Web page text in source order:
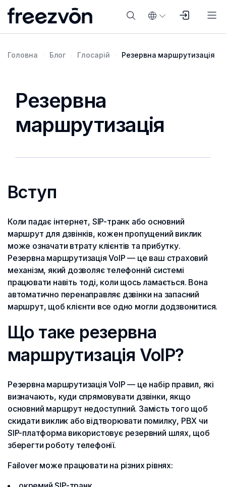
Головна Блог Глосарій Резервна маршрутизація
Резервна
маршрутизація
Вступ
Коли падає інтернет, SIP-транк або основний
маршрут для дзвінків, кожен пропущений виклик
може означати втрату клієнтів та прибутку.
Резервна маршрутизація VoIP — це ваш страховий
механізм, який дозволяє телефонній системі
працювати навіть тоді, коли щось ламається. Вона
автоматично перенаправляє дзвінки на запасний
маршрут, щоб клієнти все одно могли додзвонитися.
Що таке резервна
маршрутизація VoIP?
Резервна маршрутизація VoIP — це набір правил, які
визначають, куди спрямовувати дзвінки, якщо
основний маршрут недоступний. Замість того щоб
скидати виклик або відтворювати помилку, PBX чи
SIP-платформа використовує резервний шлях, щоб
зберегти роботу телефонії.
Failover може працювати на різних рівнях: